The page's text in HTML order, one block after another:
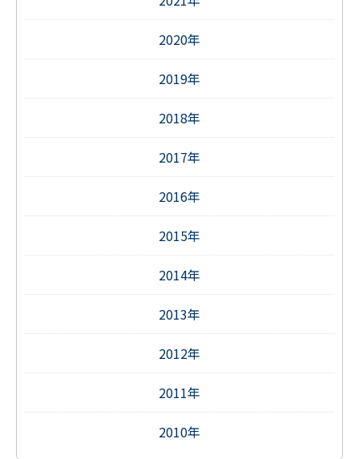
2020年
2019年
2018年
2017年
2016年
2015年
2014年
2013年
2012年
2011年
2010年